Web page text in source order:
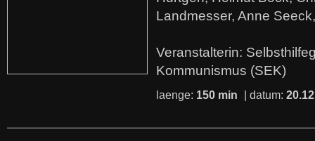
Landmesser, Anne
Veranstalterin:
Kommunismus (SEK)
laenge: 150 min | datum: